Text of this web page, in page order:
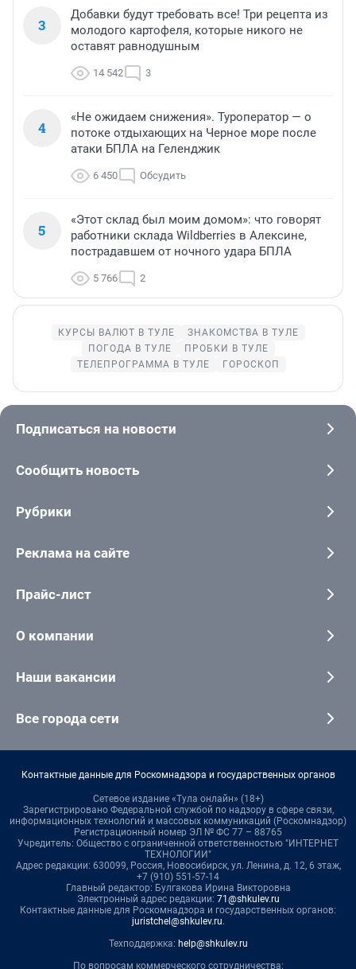
3
Добавки будут требовать все! Три рецепта из
молодого картофеля, которые никого не
оставят равнодушным
14 542 3
4
«Не ожидаем снижения». Туроператор — о
потоке отдыхающих на Черное море после
атаки БПЛА на Геленджик
6 450 Обсудить
5
«Этот склад был моим домом»: что говорят
работники склада Wildberries в Алексине,
пострадавшем от ночного удара БПЛА
5 766 2
КУРСЫ ВАЛЮТ В ТУЛЕ
ЗНАКОМСТВА В ТУЛЕ
ПОГОДА В ТУЛЕ
ПРОБКИ В ТУЛЕ
ТЕЛЕПРОГРАММА В ТУЛЕ
ГОРОСКОП
Подписаться на новости
Сообщить новость
Рубрики
Реклама на сайте
Прайс-лист
О компании
Наши вакансии
Все города сети
Контактные данные для Роскомнадзора и государственных органов
Сетевое издание «Тула онлайн» (18+)
Зарегистрировано Федеральной службой по надзору в сфере связи,
информационных технологий и массовых коммуникаций (Роскомнадзор)
Регистрационный номер ЭЛ № ФС 77 – 88765
Учредитель: Общество с ограниченной ответственностью "ИНТЕРНЕТ
ТЕХНОЛОГИИ"
Адрес редакции: 630099, Россия, Новосибирск, ул. Ленина, д. 12, 6 этаж,
+7 (910) 551-57-14
Главный редактор: Булгакова Ирина Викторовна
Электронный адрес редакции: 71@shkulev.ru
Контактные данные для Роскомнадзора и государственных органов:
juristchel@shkulev.ru.
Техподдержка: help@shkulev.ru
По вопросам коммерческого сотрудничества: